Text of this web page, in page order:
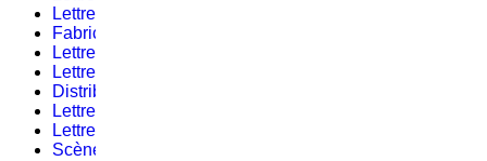
Lettre d’informations #10 – 2020
Fabrication
Lettre d’informations #3
Lettre d’informations #11 – 2020
Distribution
Lettre d’informations #4
Lettre d’informations #1 – 2021
Scènes, résidentiel